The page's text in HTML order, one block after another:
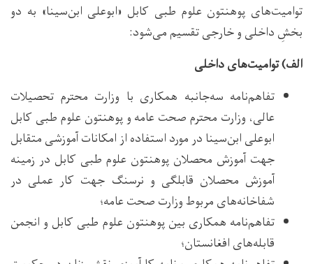
توامیت‌های پوهنتون علوم طبی کابل «ابوعلی ابن‌سینا» به دو
بخشِ داخلی و خارجی تقسیم می‌شود:
الف) توامیت‌های داخلی
تفاهم‌نامه سه‌جانبه همکاری با وزارت محترم تحصیلات
عالی، وزارت محترم صحت عامه و پوهنتون علوم طبی کابل
ابوعلی ابن‌سینا در مورد استفاده از امکانات آموزشی متقابل
جهت آموزش محصلان پوهنتون علوم طبی کابل در زمینه‌
آموزش محصلان قابلگی و نرسنگ جهت کار عملی در
شفاخانه‌های مربوط وزارت صحت عامه؛
تفاهم‌نامه همکاری بین پوهنتون علوم طبی کابل و انجمن
قابله‌های افغانستان؛